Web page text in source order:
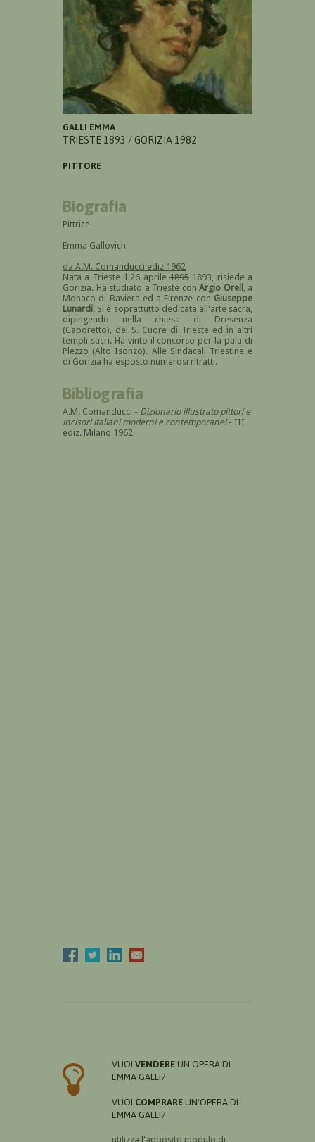
GALLI EMMA
TRIESTE 1893 / GORIZIA 1982
PITTORE
Biografia
Pittrice
Emma Gallovich
da A.M. Comanducci ediz 1962
Nata a Trieste il 26 aprile 1895 1893, risiede a
Gorizia. Ha studiato a Trieste con Argio Orell , a
Monaco di Baviera ed a Firenze con Giuseppe
Lunardi. Si è soprattutto dedicata all'arte sacra,
dipingendo nella chiesa di Dresenza
(Caporetto), del S. Cuore di Trieste ed in altri
templi sacri. Ha vinto il concorso per la pala di
Plezzo (Alto Isonzo). Alle Sindacali Triestine e
di Gorizia ha esposto numerosi ritratti.
Bibliografia
A.M. Comanducci - Dizionario illustrato pittori e
incisori italiani moderni e contemporanei- III
ediz. Milano 1962
VUOI VENDERE UN'OPERA DI
EMMA GALLI?
VUOI COMPRARE UN'OPERA DI
EMMA GALLI?
utilizza l'apposito modulo di